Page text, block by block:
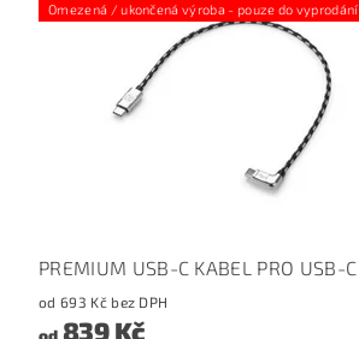
Omezená / ukončená výroba - pouze do vyprodání
PREMIUM USB-C KABEL PRO USB-C
od 693 Kč bez DPH
839 Kč